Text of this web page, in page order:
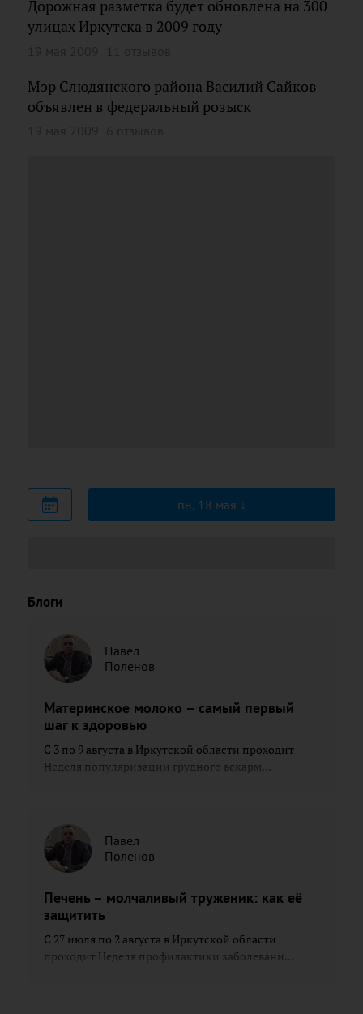
Дорожная разметка будет обновлена на 300
улицах Иркутска в 2009 году
Мэр Слюдянского района Василий Сайков
объявлен в федеральный розыск
пн, 18 мая
Блоги
Павел
Поленов
Материнское молоко – самый первый
шаг к здоровью
С 3 по 9 августа в Иркутской области проходит
Неделя популяризации грудного вскарм...
Павел
Поленов
Печень – молчаливый труженик: как её
защитить
С 27 июля по 2 августа в Иркутской области
проходит Неделя профилактики заболевани...